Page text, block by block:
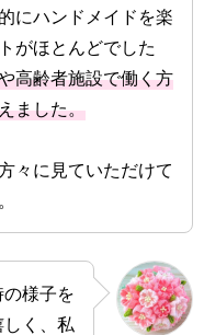
にハンドメイドを楽
がほとんどでした
高齢者施設で働く方
ました。
々に見ていただけて
様子を
く、私